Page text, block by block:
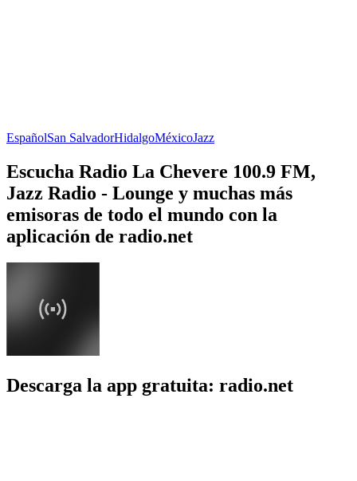
EspañolSan SalvadorHidalgoMéxicoJazz
Escucha Radio La Chevere 100.9 FM,
Jazz Radio - Lounge y muchas más
emisoras de todo el mundo con la
aplicación de radio.net
Descarga la app gratuita: radio.net